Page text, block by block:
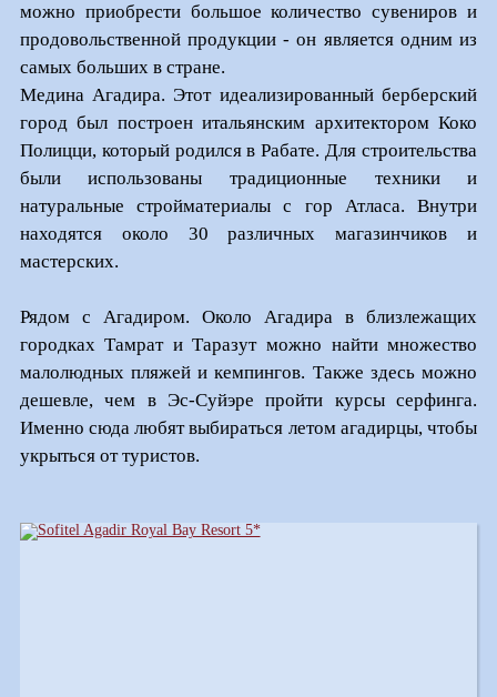
можно приобрести большое количество сувениров и
продовольственной продукции - он является одним из
самых больших в стране.
Медина Агадира. Этот идеализированный берберский
город был построен итальянским архитектором Коко
Полицци, который родился в Рабате. Для строительства
были использованы традиционные техники и
натуральные стройматериалы с гор Атласа. Внутри
находятся около 30 различных магазинчиков и
мастерских.
Рядом с Агадиром. Около Агадира в близлежащих
городках Тамрат и Таразут можно найти множество
малолюдных пляжей и кемпингов. Также здесь можно
дешевле, чем в Эс-Суйэре пройти курсы серфинга.
Именно сюда любят выбираться летом агадирцы, чтобы
укрыться от туристов.